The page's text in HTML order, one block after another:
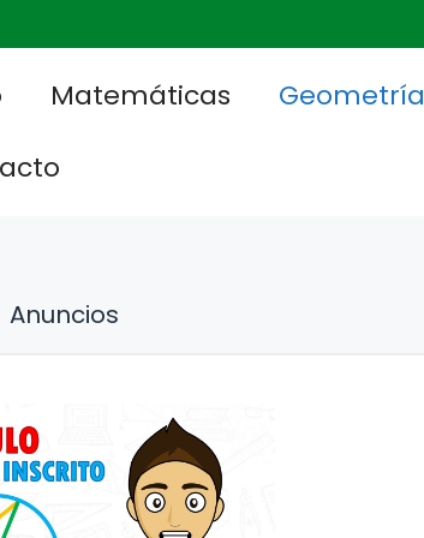
Matemáticas Geometría
Anuncios